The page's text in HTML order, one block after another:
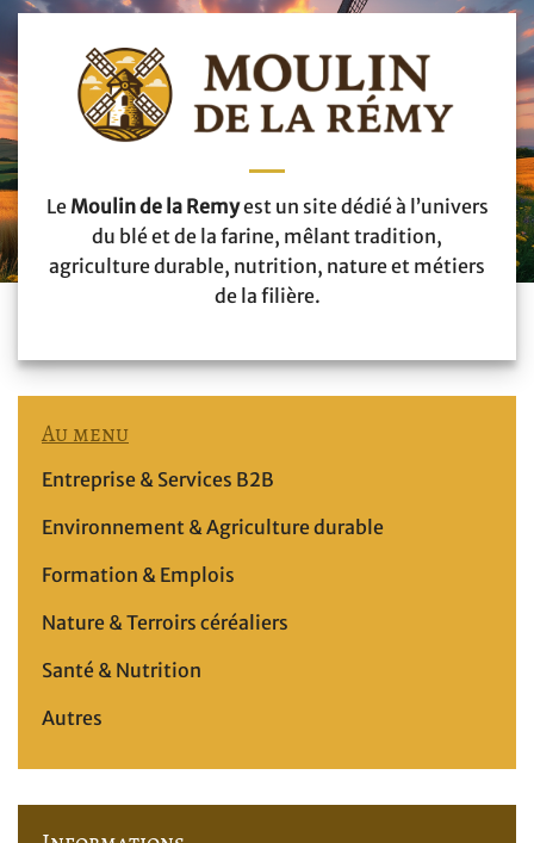
Le Moulin de la Remyest un site dédié à l’univers
du blé et de la farine, mêlant tradition,
agriculture durable, nutrition, nature et métiers
de la filière.
Au menu
Entreprise & Services B2B
Environnement & Agriculture durable
Formation & Emplois
Nature & Terroirs céréaliers
Santé & Nutrition
Autres